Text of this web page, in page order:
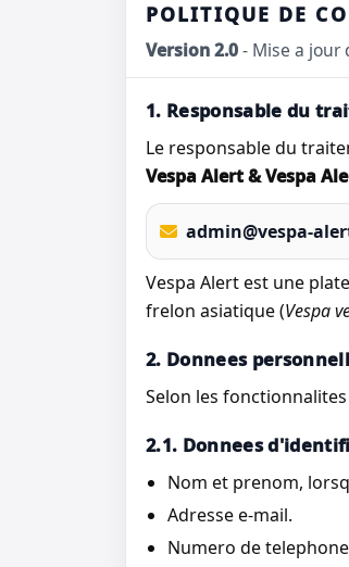
POLITIQUE DE
Version 2.0- Mise a jour
1. Responsable du
Le responsable du
Vespa Alert & Vespa
admin@vespa-
Vespa Alert est une
frelon asiatique (Vespa
2. Donnees
Selon les
2.1. Donnees
Nom et prenom,
Adresse e-mail.
Numero de